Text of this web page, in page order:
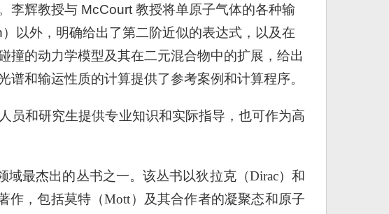
李辉教授与 McCourt 教授将单原子气体的各种输
以外，明确给出了第二阶近似的表达式，以及在
撞的动力学模型及其在二元混合物中的扩展，给出
和输运性质的计算提供了参考案例和计算程序。
员和研究生提供专业知识和实际指导，也可作为高
最杰出的丛书之一。该丛书以狄拉克（Dirac）和
作，包括莫特（Mott）及其合作者的凝聚态和原子